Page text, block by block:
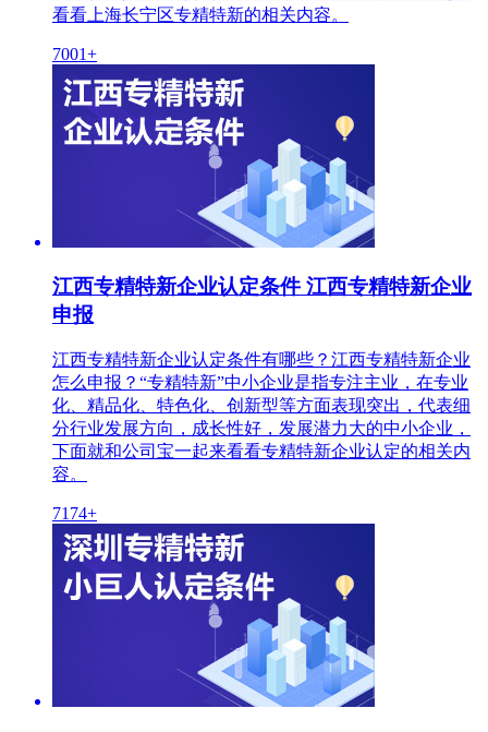
看看上海长宁区专精特新的相关内容。
7001+
江西专精特新企业认定条件 江西专精特新企业
申报
江西专精特新企业认定条件有哪些？江西专精特新企业
怎么申报？“专精特新”中小企业是指专注主业，在专业
化、精品化、特色化、创新型等方面表现突出，代表细
分行业发展方向，成长性好，发展潜力大的中小企业，
下面就和公司宝一起来看看专精特新企业认定的相关内
容。
7174+